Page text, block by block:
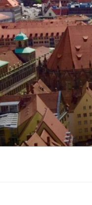
コ
ン
テ
ン
ツ
へ
ス
キ
ッ
プ